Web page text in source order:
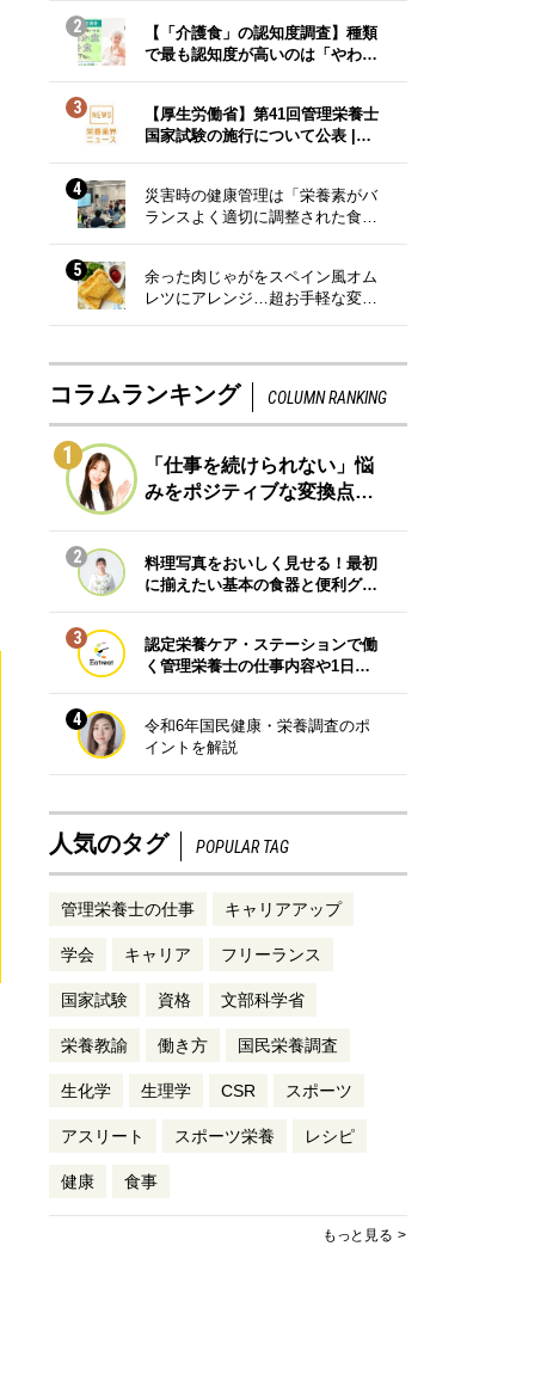
2
【「介護食」の認知度調査】種類
で最も認知度が高いのは「やわ…
3
【厚生労働省】第41回管理栄養士
国家試験の施行について公表 |…
4
災害時の健康管理は「栄養素がバ
ランスよく適切に調整された食…
5
余った肉じゃがをスペイン風オム
レツにアレンジ…超お手軽な変…
コラムランキング COLUMN RANKING
1
「仕事を続けられない」悩
みをポジティブな変換点…
2
料理写真をおいしく見せる！最初
に揃えたい基本の食器と便利グ…
3
認定栄養ケア・ステーションで働
く管理栄養士の仕事内容や1日…
4
令和6年国民健康・栄養調査のポ
イントを解説
人気のタグ POPULAR TAG
管理栄養士の仕事 キャリアアップ
学会 キャリア フリーランス
国家試験 資格 文部科学省
栄養教諭 働き方 国民栄養調査
生化学 生理学 CSR スポーツ
アスリート スポーツ栄養 レシピ
健康 食事
もっと見る